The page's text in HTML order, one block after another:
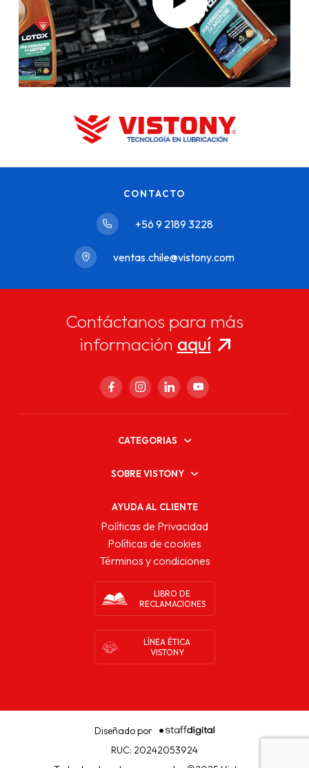
CONTACTO
+56 9 2189 3228
ventas.chile@vistony.com
Contáctanos para más
información aquí
CATEGORIAS
SOBRE VISTONY
AYUDA AL CLIENTE
Políticas de Privacidad
Políticas de cookies
Términos y condiciones
LIBRO DE
RECLAMACIONES
LÍNEA ÉTICA
VISTONY
Diseñado por
RUC: 20242053924